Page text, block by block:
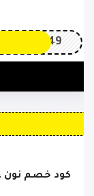
OP149
كود خصم نون